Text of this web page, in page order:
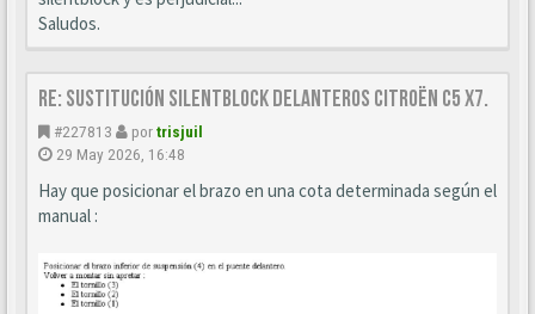
Saludos.
Re: Sustitución SILENTBLOCK delanteros Citroën C5 X7.
#227813 portrisjuil
29 May 2026, 16:48
Hay que posicionar el brazo en una cota determinada según el
manual :